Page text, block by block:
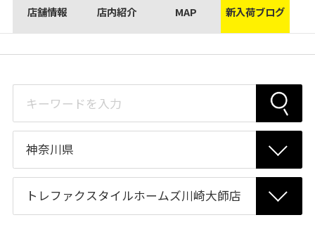
店舗情報 店内紹介 MAP 新入荷ブログ